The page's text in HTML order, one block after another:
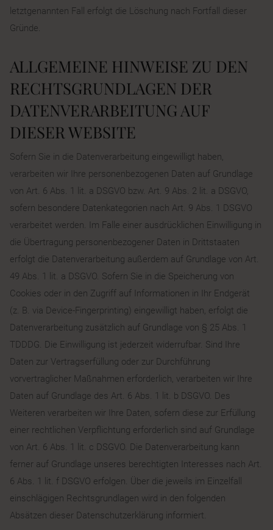
letztgenannten Fall erfolgt die Löschung nach Fortfall dieser
Gründe.
ALLGEMEINE HINWEISE ZU DEN
RECHTSGRUNDLAGEN DER
DATENVERARBEITUNG AUF
DIESER WEBSITE
Sofern Sie in die Datenverarbeitung eingewilligt haben,
verarbeiten wir Ihre personenbezogenen Daten auf Grundlage
von Art. 6 Abs. 1 lit. a DSGVO bzw. Art. 9 Abs. 2 lit. a DSGVO,
sofern besondere Datenkategorien nach Art. 9 Abs. 1 DSGVO
verarbeitet werden. Im Falle einer ausdrücklichen Einwilligung in
die Übertragung personenbezogener Daten in Drittstaaten
erfolgt die Datenverarbeitung außerdem auf Grundlage von Art.
49 Abs. 1 lit. a DSGVO. Sofern Sie in die Speicherung von
Cookies oder in den Zugriff auf Informationen in Ihr Endgerät
(z. B. via Device-Fingerprinting) eingewilligt haben, erfolgt die
Datenverarbeitung zusätzlich auf Grundlage von § 25 Abs. 1
TDDDG. Die Einwilligung ist jederzeit widerrufbar. Sind Ihre
Daten zur Vertragserfüllung oder zur Durchführung
vorvertraglicher Maßnahmen erforderlich, verarbeiten wir Ihre
Daten auf Grundlage des Art. 6 Abs. 1 lit. b DSGVO. Des
Weiteren verarbeiten wir Ihre Daten, sofern diese zur Erfüllung
einer rechtlichen Verpflichtung erforderlich sind auf Grundlage
von Art. 6 Abs. 1 lit. c DSGVO. Die Datenverarbeitung kann
ferner auf Grundlage unseres berechtigten Interesses nach Art.
6 Abs. 1 lit. f DSGVO erfolgen. Über die jeweils im Einzelfall
einschlägigen Rechtsgrundlagen wird in den folgenden
Absätzen dieser Datenschutzerklärung informiert.